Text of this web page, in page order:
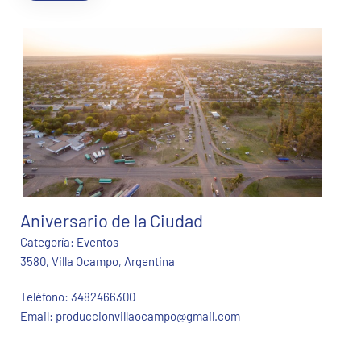
Aniversario de la Ciudad
Categoría: Eventos
3580, Villa Ocampo, Argentina
Teléfono: 3482466300
Email: produccionvillaocampo@gmail.com